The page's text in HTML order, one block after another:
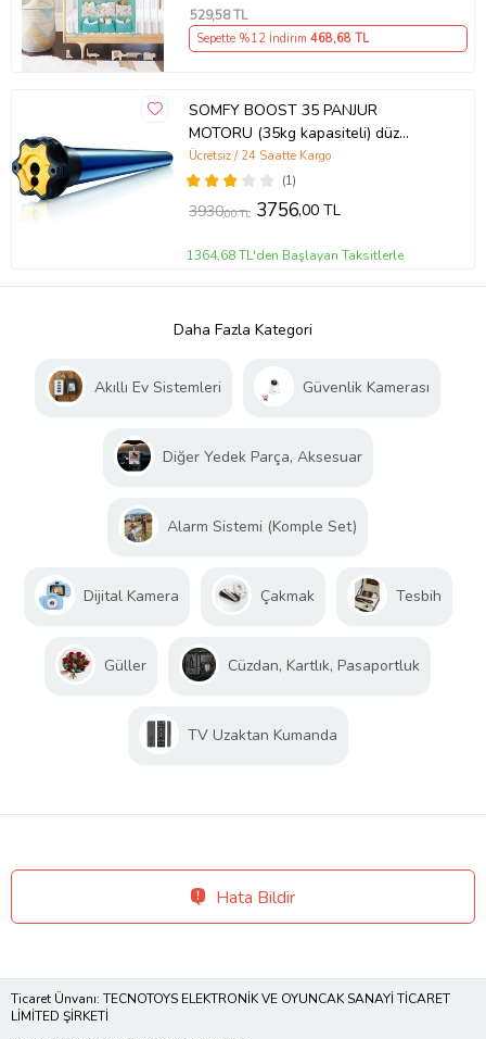
529,58 TL
Sepette %12 İndirim 468,68 TL
SOMFY BOOST 35 PANJUR
MOTORU (35kg kapasiteli) düz
motor somfy boost
(1)
Ücretsiz / 24 Saatte Kargo
3930,00 TL 3756,00 TL
1364,68 TL'den Başlayan Taksitlerle
Daha Fazla Kategori
Akıllı Ev Sistemleri Güvenlik Kamerası
Diğer Yedek Parça, Aksesuar
Alarm Sistemi (Komple Set)
Dijital Kamera Çakmak Tesbih
Güller Cüzdan, Kartlık, Pasaportluk
TV Uzaktan Kumanda
Hata Bildir
Ticaret Ünvanı: TECNOTOYS ELEKTRONİK VE OYUNCAK SANAYİ TİCARET
LİMİTED ŞİRKETİ